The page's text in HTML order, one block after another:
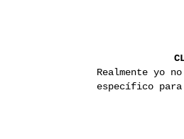
Realmente yo
específico